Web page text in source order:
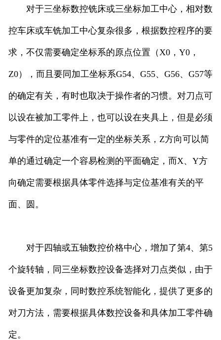
对于三坐标数控铣床或三坐标加工中心，相对数
控车床或车铣加工中心复杂很多，根据数控程序的要
求，不仅需要确定坐标系的原点位置（X0，Y0，
Z0），而且要同加工坐标系G54、G55、G56、G57等
的确定有关，有时也取决于操作者的习惯。对刀点可
以设在被加工零件上，也可以设在夹具上，但是必须
与零件的定位基准有一定的坐标关系，Z方向可以简
单的通过确定一个容易检测的平面确定，而X、Y方
向确定需要根据具体零件选择与定位基准有关的平
面、圆。
对于四轴或五轴数控价格中心，增加了第4、第5
个旋转轴，同三坐标数控设备选择对刀点类似，由于
设备更加复杂，同时数控系统智能化，提供了更多的
对刀方法，需要根据具体数控设备和具体加工零件确
定。